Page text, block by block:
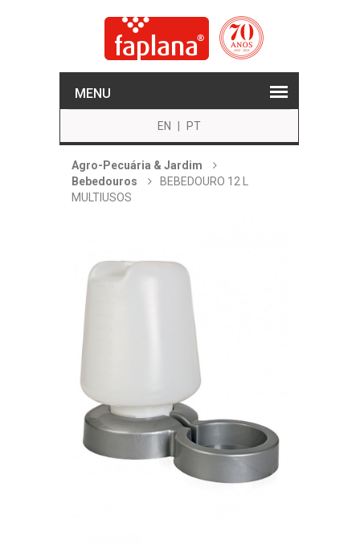
MENU
EN PT
Agro-Pecuária & Jardim
Bebedouros
BEBEDOURO 12 L
MULTIUSOS